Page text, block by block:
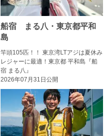
船宿 まる八・東京都平和
島
竿頭105匹！！ 東京湾LTアジは夏休み
レジャーに最適！東京都 平和島『船
宿 まる八』
2026年07月31日公開